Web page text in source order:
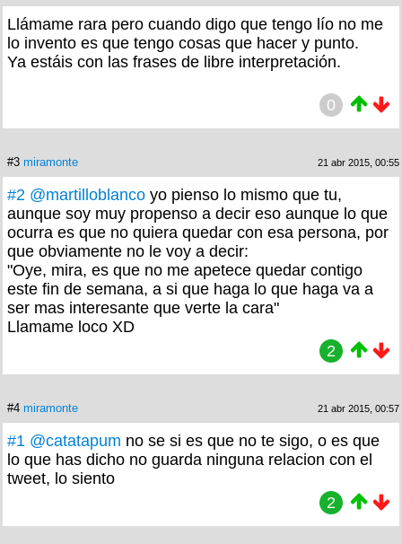
Llámame rara pero cuando digo que tengo lío no me
lo invento es que tengo cosas que hacer y punto.
Ya estáis con las frases de libre interpretación.
0
#3 miramonte 21 abr 2015, 00:55
#2 @martilloblanco yo pienso lo mismo que tu,
aunque soy muy propenso a decir eso aunque lo que
ocurra es que no quiera quedar con esa persona, por
que obviamente no le voy a decir:
"Oye, mira, es que no me apetece quedar contigo
este fin de semana, a si que haga lo que haga va a
ser mas interesante que verte la cara"
Llamame loco XD
2
#4 miramonte 21 abr 2015, 00:57
#1 @catatapum no se si es que no te sigo, o es que
lo que has dicho no guarda ninguna relacion con el
tweet, lo siento
2